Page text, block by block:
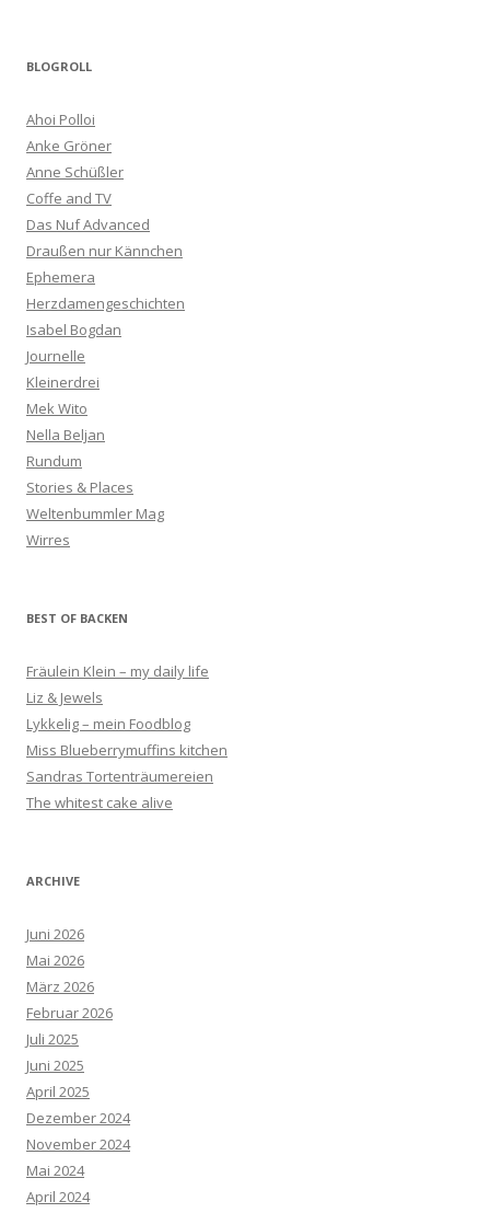
BLOGROLL
Ahoi Polloi
Anke Gröner
Anne Schüßler
Coffe and TV
Das Nuf Advanced
Draußen nur Kännchen
Ephemera
Herzdamengeschichten
Isabel Bogdan
Journelle
Kleinerdrei
Mek Wito
Nella Beljan
Rundum
Stories & Places
Weltenbummler Mag
Wirres
BEST OF BACKEN
Fräulein Klein – my daily life
Liz & Jewels
Lykkelig – mein Foodblog
Miss Blueberrymuffins kitchen
Sandras Tortenträumereien
The whitest cake alive
ARCHIVE
Juni 2026
Mai 2026
März 2026
Februar 2026
Juli 2025
Juni 2025
April 2025
Dezember 2024
November 2024
Mai 2024
April 2024